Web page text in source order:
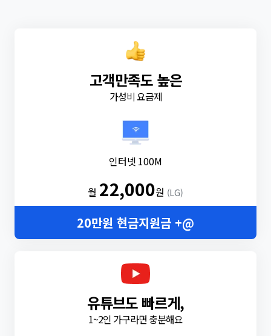
고객만족도 높은
가성비 요금제
인터넷 100M
월 22,000원 (LG)
20만원 현금지원금 +@
유튜브도 빠르게,
1~2인 가구라면 충분해요